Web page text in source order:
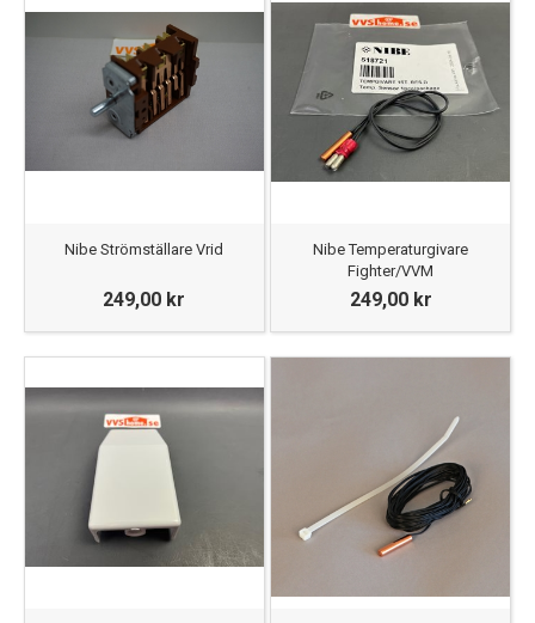
Nibe Strömställare Vrid
249,00 kr
Nibe Temperaturgivare
Fighter/VVM
249,00 kr